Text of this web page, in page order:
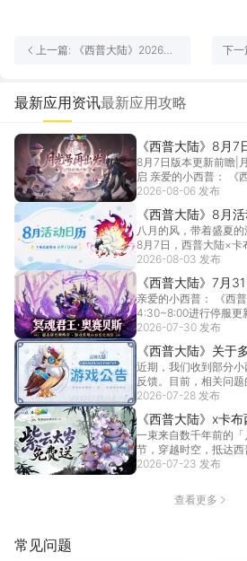
上一篇: 《西普大陆》2026年
下一
最新应用资讯最新应用攻略
《西普大陆》8月7
航！卡布西游联动
8月7日版本更新前瞻|
启 亲爱的小西普： 《
4:... [详情]
2026-08-06 发布
《西普大陆》8月
开启，远古BOSS
八月的风，带着盛夏的
8月7日，西普大陆×卡
空而... [详情]
2026-08-03 发布
《西普大陆》7月
所终章开启，系列
亲爱的小西普： 《西
4:30~8:00进行停服更
录... [详情]
2026-07-30 发布
《西普大陆》关于
近期，我们收到部分
反馈。目前，相关问
正在加紧... [详情]
2026-07-28 发布
《西普大陆》x卡
云太岁免费送！
一束来自数千年前的
节，穿越时空，抵达
×《卡布... [详情]
2026-07-23 发布
查看更多
常见问题